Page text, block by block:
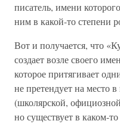
писатель, имени
ним в какой-то степени
Вот и получается, что
создает возле своего
которое притягивает
не претендует на место
(школярской,
но существует в каком-